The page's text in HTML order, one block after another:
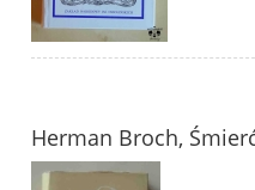
Herman Broch,